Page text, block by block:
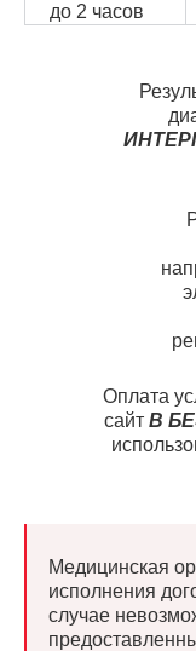
до 2 часов
Оплата
сайт В
Медицинская
исполнения
случае